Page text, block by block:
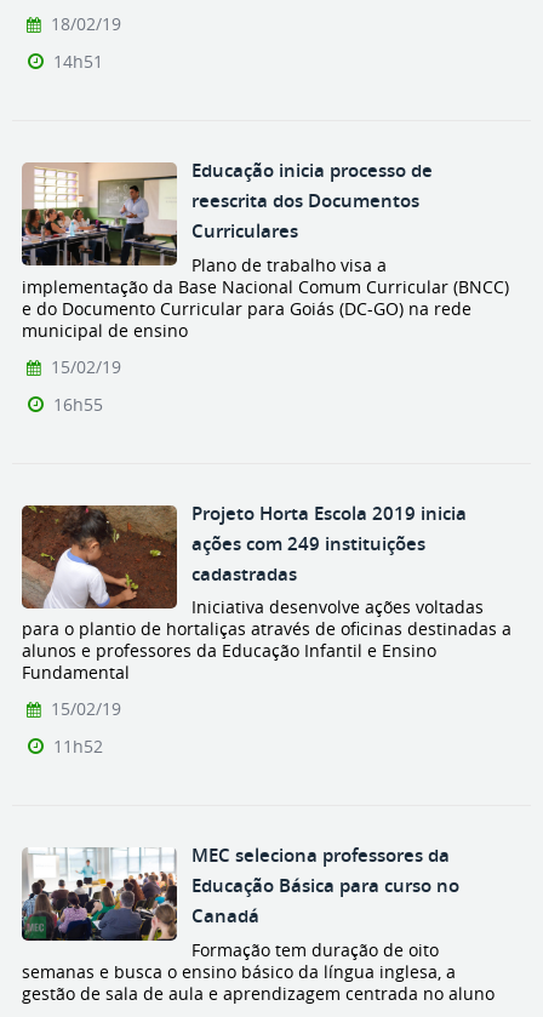
18/02/19
14h51
Educação inicia processo de
reescrita dos Documentos
Curriculares
Plano de trabalho visa a
implementação da Base Nacional Comum Curricular (BNCC)
e do Documento Curricular para Goiás (DC-GO) na rede
municipal de ensino
15/02/19
16h55
Projeto Horta Escola 2019 inicia
ações com 249 instituições
cadastradas
Iniciativa desenvolve ações voltadas
para o plantio de hortaliças através de oficinas destinadas a
alunos e professores da Educação Infantil e Ensino
Fundamental
15/02/19
11h52
MEC seleciona professores da
Educação Básica para curso no
Canadá
Formação tem duração de oito
semanas e busca o ensino básico da língua inglesa, a
gestão de sala de aula e aprendizagem centrada no aluno